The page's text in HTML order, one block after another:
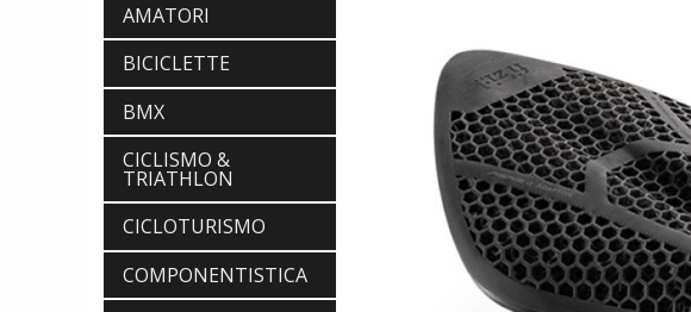
AMATORI
BICICLETTE
BMX
CICLISMO &
TRIATHLON
CICLOTURISMO
COMPONENTISTICA